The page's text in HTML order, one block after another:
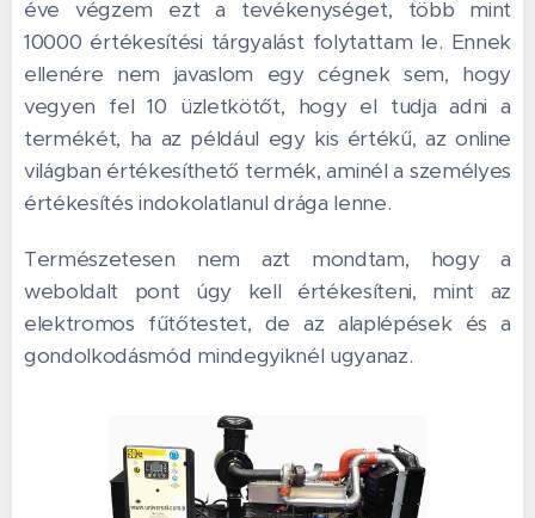
éve végzem ezt a tevékenységet, több mint
10000 értékesítési tárgyalást folytattam le. Ennek
ellenére nem javaslom egy cégnek sem, hogy
vegyen fel 10 üzletkötőt, hogy el tudja adni a
termékét, ha az például egy kis értékű, az online
világban értékesíthető termék, aminél a személyes
értékesítés indokolatlanul drága lenne.
Természetesen nem azt mondtam, hogy a
weboldalt pont úgy kell értékesíteni, mint az
elektromos fűtőtestet, de az alaplépések és a
gondolkodásmód mindegyiknél ugyanaz.